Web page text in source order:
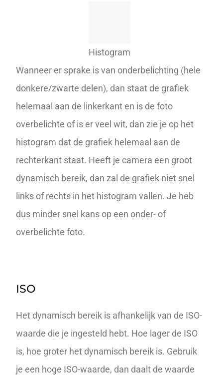
Histogram
Wanneer er sprake is van onderbelichting (hele
donkere/zwarte delen), dan staat de grafiek
helemaal aan de linkerkant en is de foto
overbelichte of is er veel wit, dan zie je op het
histogram dat de grafiek helemaal aan de
rechterkant staat. Heeft je camera een groot
dynamisch bereik, dan zal de grafiek niet snel
links of rechts in het histogram vallen. Je heb
dus minder snel kans op een onder- of
overbelichte foto.
ISO
Het dynamisch bereik is afhankelijk van de ISO-
waarde die je ingesteld hebt. Hoe lager de ISO
is, hoe groter het dynamisch bereik is. Gebruik
je een hoge ISO-waarde, dan daalt de waarde